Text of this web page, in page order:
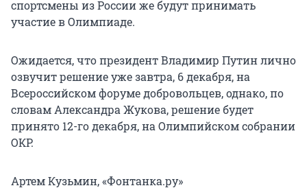
спортсмены из России же будут принимать
участие в Олимпиаде.
Ожидается, что президент Владимир Путин лично
озвучит решение уже завтра, 6 декабря, на
Всероссийском форуме добровольцев, однако, по
словам Александра Жукова, решение будет
принято 12-го декабря, на Олимпийском собрании
ОКР.
Артем Кузьмин, «Фонтанка.ру»